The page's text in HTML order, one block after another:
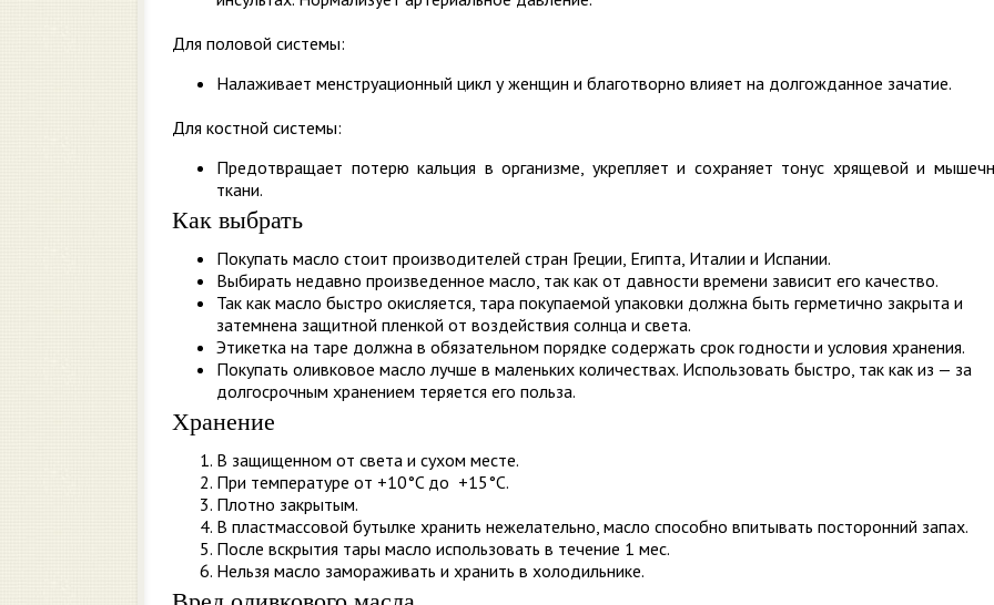
Для половой системы:
Налаживает менструационный цикл у женщин и благотворно влияет на долгожданное зачатие.
Для костной системы:
Предотвращает потерю кальция в организме, укрепляет и сохраняет тонус хрящевой и
ткани.
Как выбрать
Покупать масло стоит производителей стран Греции, Египта, Италии и Испании.
Выбирать недавно произведенное масло, так как от давности времени зависит его качество.
Так как масло быстро окисляется, тара покупаемой упаковки должна быть герметично закрыта и
затемнена защитной пленкой от воздействия солнца и света.
Этикетка на таре должна в обязательном порядке содержать срок годности и условия хранения.
Покупать оливковое масло лучше в маленьких количествах. Использовать быстро, так как из — за
долгосрочным хранением теряется его польза.
Хранение
В защищенном от света и сухом месте.
При температуре от +10°C до +15°C.
Плотно закрытым.
В пластмассовой бутылке хранить нежелательно, масло способно впитывать посторонний запах.
После вскрытия тары масло использовать в течение 1 мес.
Нельзя масло замораживать и хранить в холодильнике.